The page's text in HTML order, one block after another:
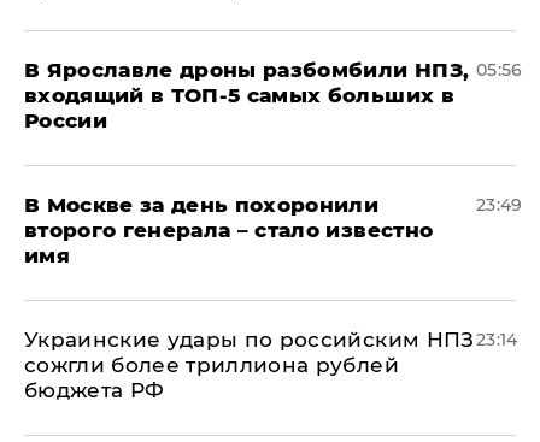
В Ярославле дроны разбомбили НПЗ,
входящий в ТОП-5 самых больших в
России
05:56
В Москве за день похоронили
второго генерала – стало известно
имя
23:49
Украинские удары по российским НПЗ
сожгли более триллиона рублей
бюджета РФ
23:14